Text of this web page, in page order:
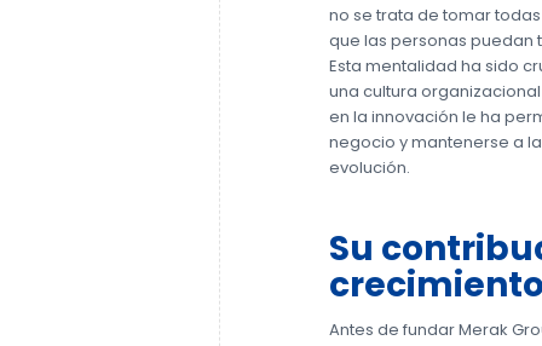
no se trata de tomar
que las personas puedan
Esta mentalidad ha sido
una cultura
en la innovación le ha
negocio y mantenerse a
evolución.
Su
Antes de fundar Merak